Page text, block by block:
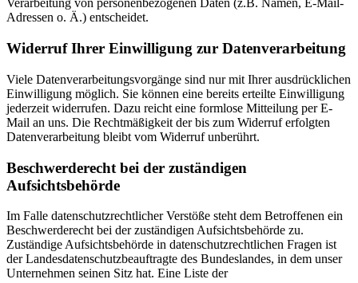
Verarbeitung von personenbezogenen Daten (z.B. Namen, E-Mail-
Adressen o. Ä.) entscheidet.
Widerruf Ihrer Einwilligung zur Datenverarbeitung
Viele Datenverarbeitungsvorgänge sind nur mit Ihrer ausdrücklichen
Einwilligung möglich. Sie können eine bereits erteilte Einwilligung
jederzeit widerrufen. Dazu reicht eine formlose Mitteilung per E-
Mail an uns. Die Rechtmäßigkeit der bis zum Widerruf erfolgten
Datenverarbeitung bleibt vom Widerruf unberührt.
Beschwerderecht bei der zuständigen
Aufsichtsbehörde
Im Falle datenschutzrechtlicher Verstöße steht dem Betroffenen ein
Beschwerderecht bei der zuständigen Aufsichtsbehörde zu.
Zuständige Aufsichtsbehörde in datenschutzrechtlichen Fragen ist
der Landesdatenschutzbeauftragte des Bundeslandes, in dem unser
Unternehmen seinen Sitz hat. Eine Liste der